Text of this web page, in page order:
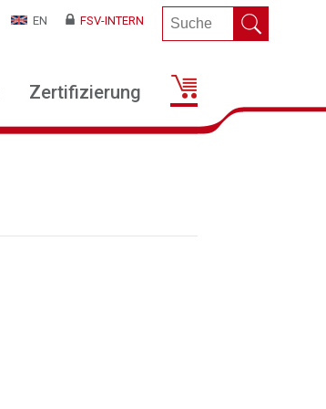
EN FSV-INTERN
Zertifizierung